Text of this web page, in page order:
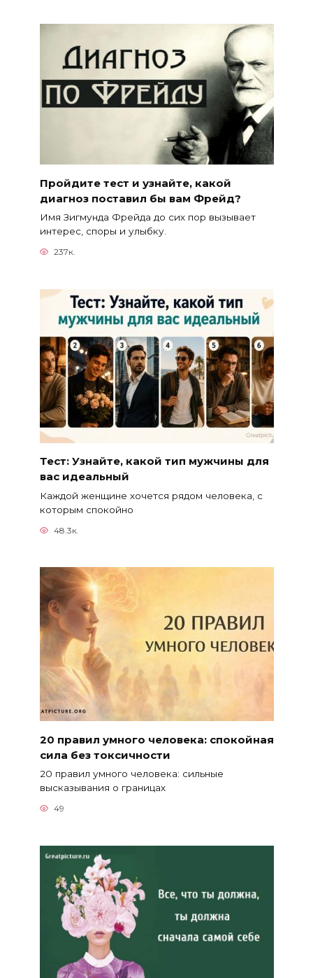
Пройдите тест и узнайте, какой
диагноз поставил бы вам Фрейд?
Имя Зигмунда Фрейда до сих пор вызывает
интерес, споры и улыбку.
237к.
Тест: Узнайте, какой тип мужчины для
вас идеальный
Каждой женщине хочется рядом человека, с
которым спокойно
48.3к.
20 правил умного человека: спокойная
сила без токсичности
20 правил умного человека: сильные
высказывания о границах
49